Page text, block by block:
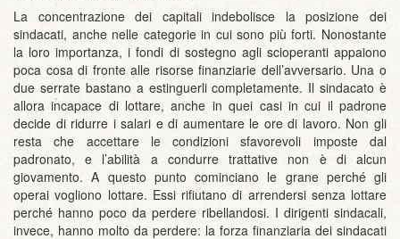
La concentrazione dei capitali indebolisce la posizione dei
sindacati, anche nelle categorie in cui sono più forti. Nonostante
la loro importanza, i fondi di sostegno agli scioperanti appaiono
poca cosa di fronte alle risorse finanziarie dell’avversario. Una o
due serrate bastano a estinguerli completamente. Il sindacato è
allora incapace di lottare, anche in quei casi in cui il padrone
decide di ridurre i salari e di aumentare le ore di lavoro. Non gli
resta che accettare le condizioni sfavorevoli imposte dal
padronato, e l’abilità a condurre trattative non è di alcun
giovamento. A questo punto cominciano le grane perché gli
operai vogliono lottare. Essi rifiutano di arrendersi senza lottare
perché hanno poco da perdere ribellandosi. I dirigenti sindacali,
invece, hanno molto da perdere: la forza finanziaria dei sindacati